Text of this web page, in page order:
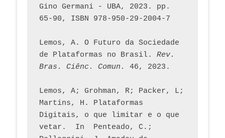
Gino Germani - UBA, 2023. pp.
65-90, ISBN 978-950-29-2004-7
Lemos, A. O Futuro da Sociedade
de Plataformas no Brasil. Rev.
Bras. Ciênc. Comun.
Lemos, A; Grohman, R; Packer, L;
Martins, H. Plataformas
Digitais, o que limitar e o que
vetar.  In  Penteado, C.;